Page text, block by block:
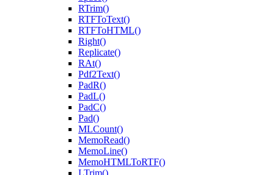
RTrim()
RTFToText()
RTFToHTML()
Right()
Replicate()
RAt()
Pdf2Text()
PadR()
PadL()
PadC()
Pad()
MLCount()
MemoRead()
MemoLine()
MemoHTMLToRTF()
LTrim()